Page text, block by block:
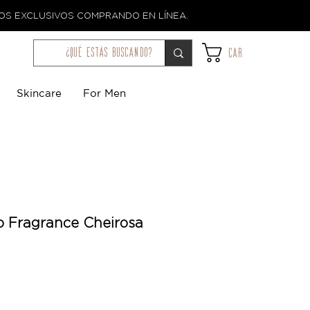
EXCLUSIVOS COMPRANDO EN LÍNEA.
¿qué estás buscando? Car
Skincare For Men
Fragrance Cheirosa